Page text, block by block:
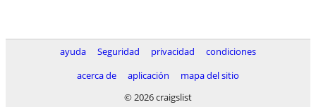
ayuda Seguridad privacidad
condiciones
acerca de
aplicación
mapa del sitio
© 2026 craigslist